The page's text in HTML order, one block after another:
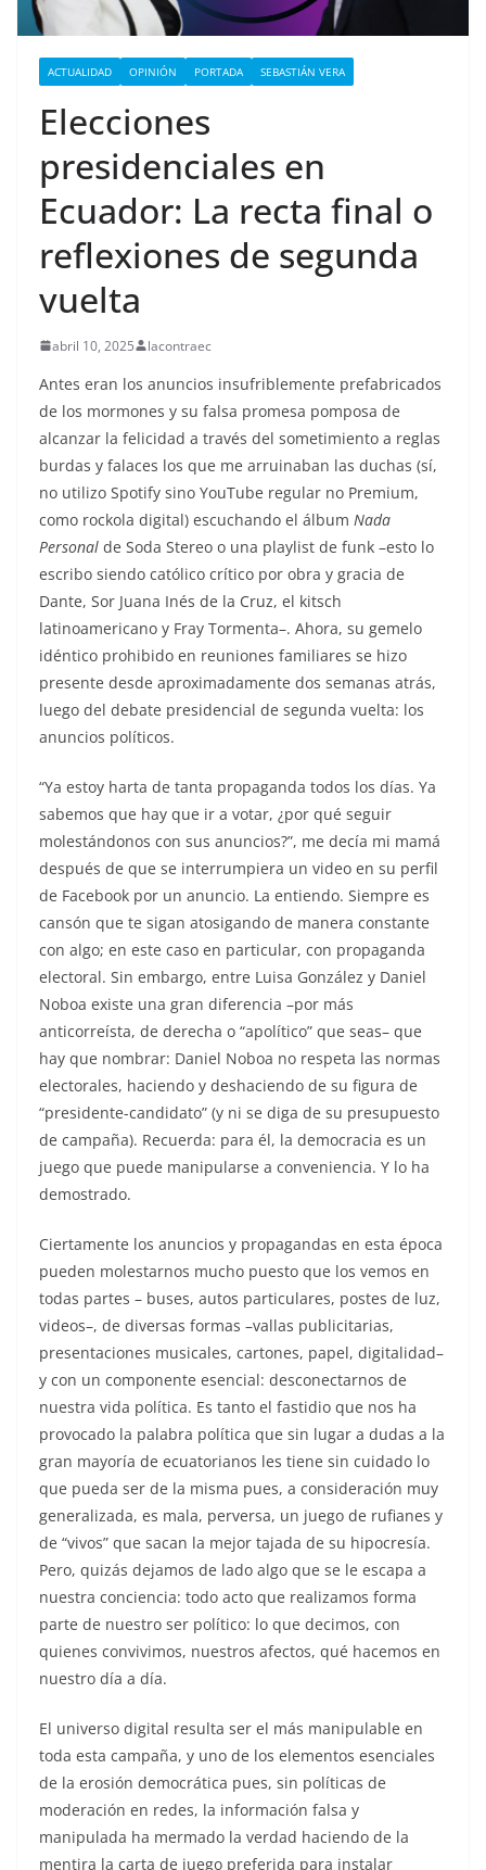
ACTUALIDAD OPINIÓN PORTADA SEBASTIÁN VERA
Elecciones
presidenciales en
Ecuador: La recta final o
reflexiones de segunda
vuelta
abril 10, 2025 lacontraec
Antes eran los anuncios insufriblemente prefabricados
de los mormones y su falsa promesa pomposa de
alcanzar la felicidad a través del sometimiento a reglas
burdas y falaces los que me arruinaban las duchas (sí,
no utilizo Spotify sino YouTube regular no Premium,
como rockola digital) escuchando el álbum Nada
Personal de Soda Stereo o una playlist de funk –esto lo
escribo siendo católico crítico por obra y gracia de
Dante, Sor Juana Inés de la Cruz, el kitsch
latinoamericano y Fray Tormenta–. Ahora, su gemelo
idéntico prohibido en reuniones familiares se hizo
presente desde aproximadamente dos semanas atrás,
luego del debate presidencial de segunda vuelta: los
anuncios políticos.
“Ya estoy harta de tanta propaganda todos los días. Ya
sabemos que hay que ir a votar, ¿por qué seguir
molestándonos con sus anuncios?”, me decía mi mamá
después de que se interrumpiera un video en su perfil
de Facebook por un anuncio. La entiendo. Siempre es
cansón que te sigan atosigando de manera constante
con algo; en este caso en particular, con propaganda
electoral. Sin embargo, entre Luisa González y Daniel
Noboa existe una gran diferencia –por más
anticorreísta, de derecha o “apolítico” que seas– que
hay que nombrar: Daniel Noboa no respeta las normas
electorales, haciendo y deshaciendo de su figura de
“presidente-candidato” (y ni se diga de su presupuesto
de campaña). Recuerda: para él, la democracia es un
juego que puede manipularse a conveniencia. Y lo ha
demostrado.
Ciertamente los anuncios y propagandas en esta época
pueden molestarnos mucho puesto que los vemos en
todas partes – buses, autos particulares, postes de luz,
videos–, de diversas formas –vallas publicitarias,
presentaciones musicales, cartones, papel, digitalidad–
y con un componente esencial: desconectarnos de
nuestra vida política. Es tanto el fastidio que nos ha
provocado la palabra política que sin lugar a dudas a la
gran mayoría de ecuatorianos les tiene sin cuidado lo
que pueda ser de la misma pues, a consideración muy
generalizada, es mala, perversa, un juego de rufianes y
de “vivos” que sacan la mejor tajada de su hipocresía.
Pero, quizás dejamos de lado algo que se le escapa a
nuestra conciencia: todo acto que realizamos forma
parte de nuestro ser político: lo que decimos, con
quienes convivimos, nuestros afectos, qué hacemos en
nuestro día a día.
El universo digital resulta ser el más manipulable en
toda esta campaña, y uno de los elementos esenciales
de la erosión democrática pues, sin políticas de
moderación en redes, la información falsa y
manipulada ha mermado la verdad haciendo de la
mentira la carta de juego preferida para instalar